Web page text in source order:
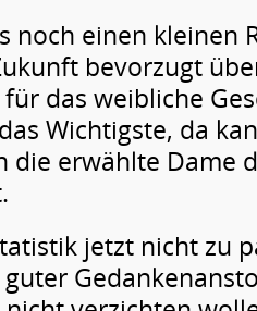
noch einen kleinen
bevorzugt
das weibliche
Wichtigste, da
die erwählte Dame
jetzt nicht zu